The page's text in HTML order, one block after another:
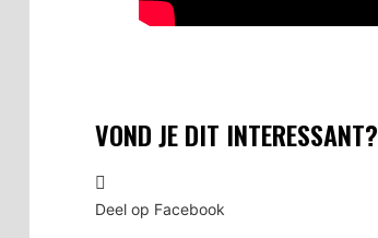
VOND JE DIT INTERESSANT?
Deel op Facebook